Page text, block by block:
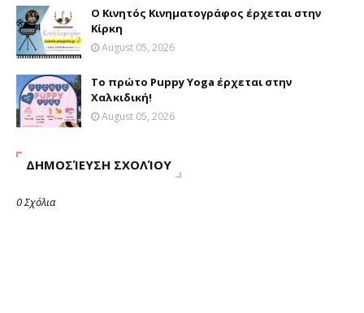
Ο Κινητός Κινηματογράφος έρχεται στην
Κίρκη
August 05, 2026
Το πρώτο Puppy Yoga έρχεται στην
Χαλκιδική!
August 05, 2026
ΔΗΜΟΣΊΕΥΣΗ ΣΧΟΛΊΟΥ
0 Σχόλια